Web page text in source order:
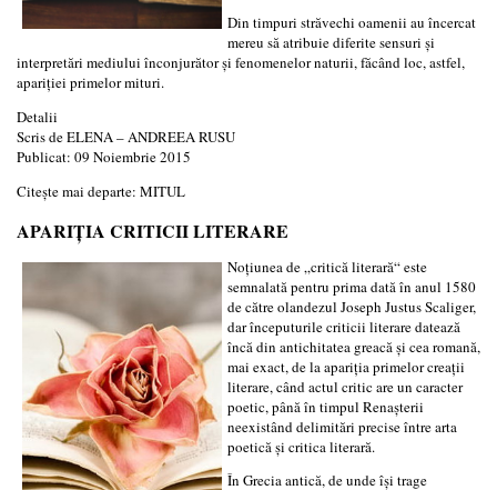
Din timpuri străvechi oamenii au încercat
mereu să atribuie diferite sensuri și
interpretări mediului înconjurător și fenomenelor naturii, făcând loc, astfel,
apariției primelor mituri.
Detalii
Scris deELENA – ANDREEA RUSU
Publicat: 09 Noiembrie 2015
Citește mai departe: MITUL
APARIȚIA CRITICII LITERARE
Noțiunea de „critică literară“ este
semnalată pentru prima dată în anul 1580
de către olandezul Joseph Justus Scaliger,
dar începuturile criticii literare datează
încă din antichitatea greacă și cea romană,
mai exact, de la apariția primelor creații
literare, când actul critic are un caracter
poetic, până în timpul Renașterii
neexistând delimitări precise între arta
poetică și critica literară.
În Grecia antică, de unde își trage